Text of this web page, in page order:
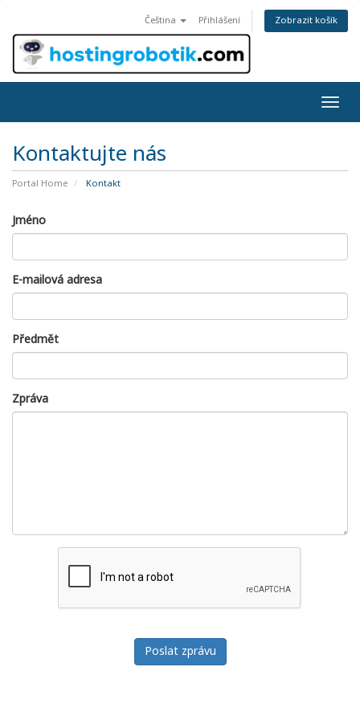
Čeština Přihlášení Zobrazit košík
Kontaktujte nás
Portal Home Kontakt
Jméno
E-mailová adresa
Předmět
Zpráva
Poslat zprávu